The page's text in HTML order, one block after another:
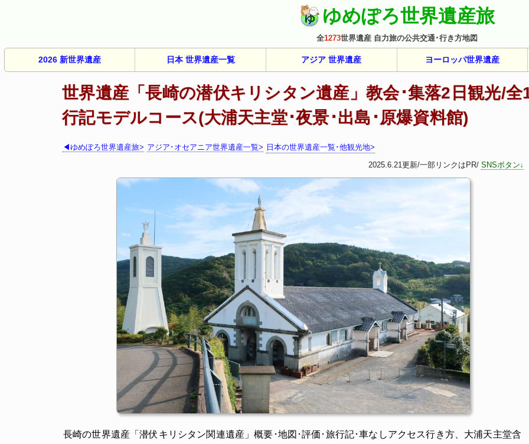
ゆめぽろ世界遺産旅
全1273世界遺産 自力旅の公共交通･行き方地図
2026 新世界遺産 日本 世界遺産一覧 アジア 世界遺産 ヨーロッパ世界遺産
世界遺産「長崎の潜伏キリシタン遺産」教会･集落2日観光/
行記モデルコース(大浦天主堂･夜景･出島･原爆資料館)
◀ゆめぽろ世界遺産旅> アジア･オセアニア世界遺産一覧> 日本の世界遺産一覧･他観光地>
2025.6.21更新/一部リンクはPR/ SNSボタン
長崎の世界遺産「潜伏キリシタン関連遺産」概要･地図･評価･旅行記･車なしアクセス行き方、大浦天主堂含